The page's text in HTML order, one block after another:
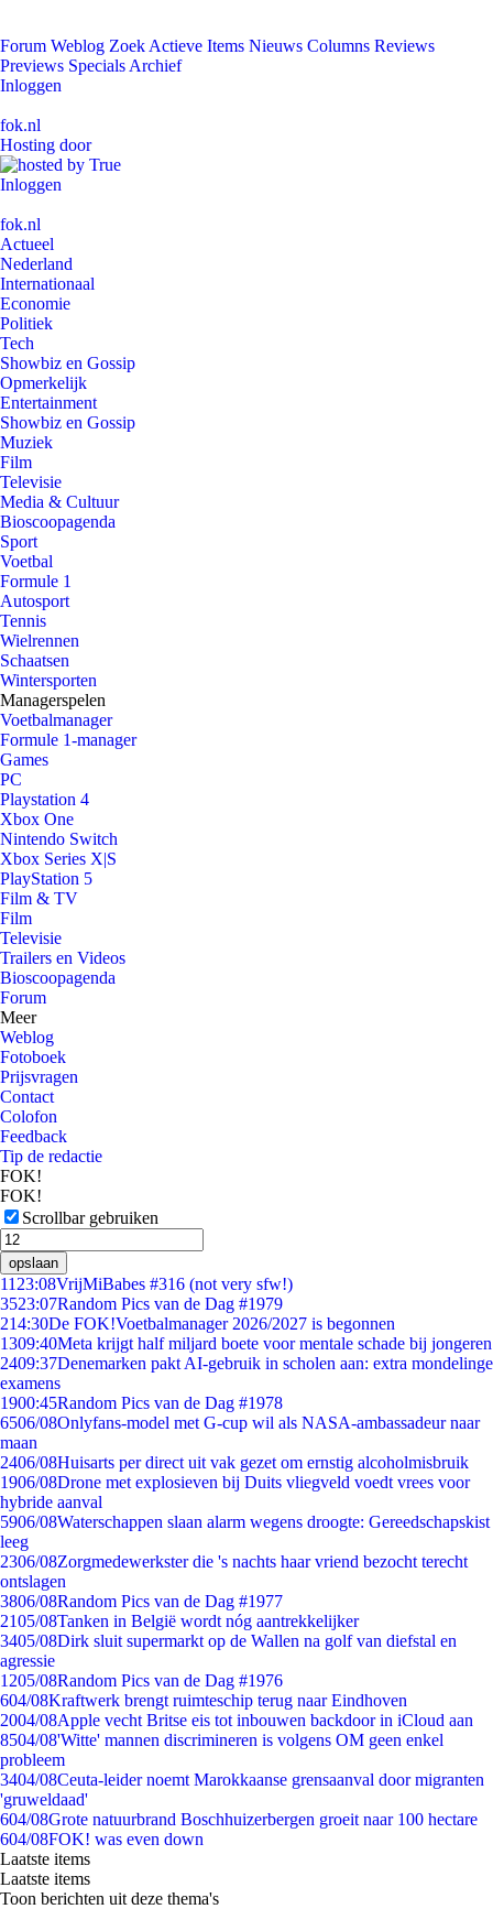
Forum Weblog Zoek Actieve Items Nieuws Columns Reviews
Previews Specials Archief
Inloggen
fok.nl
Hosting door
Inloggen
fok.nl
Actueel
Nederland
Internationaal
Economie
Politiek
Tech
Showbiz en Gossip
Opmerkelijk
Entertainment
Showbiz en Gossip
Muziek
Film
Televisie
Media & Cultuur
Bioscoopagenda
Sport
Voetbal
Formule 1
Autosport
Tennis
Wielrennen
Schaatsen
Wintersporten
Managerspelen
Voetbalmanager
Formule 1-manager
Games
PC
Playstation 4
Xbox One
Nintendo Switch
Xbox Series X|S
PlayStation 5
Film & TV
Film
Televisie
Trailers en Videos
Bioscoopagenda
Forum
Meer
Weblog
Fotoboek
Prijsvragen
Contact
Colofon
Feedback
Tip de redactie
FOK!
FOK!
Scrollbar gebruiken
opslaan
11 23:08VrijMiBabes #316 (not very sfw!)
3523:07Random Pics van de Dag #1979
214:30De FOK!Voetbalmanager 2026/2027 is begonnen
1309:40Meta krijgt half miljard boete voor mentale schade bij jongeren
2409:37Denemarken pakt AI-gebruik in scholen aan: extra mondelinge
examens
1900:45Random Pics van de Dag #1978
6506/08Onlyfans-model met G-cup wil als NASA-ambassadeur naar
maan
2406/08Huisarts per direct uit vak gezet om ernstig alcoholmisbruik
1906/08Drone met explosieven bij Duits vliegveld voedt vrees voor
hybride aanval
5906/08Waterschappen slaan alarm wegens droogte: Gereedschapskist
leeg
2306/08Zorgmedewerkster die 's nachts haar vriend bezocht terecht
ontslagen
3806/08Random Pics van de Dag #1977
2105/08Tanken in België wordt nóg aantrekkelijker
3405/08Dirk sluit supermarkt op de Wallen na golf van diefstal en
agressie
1205/08Random Pics van de Dag #1976
604/08Kraftwerk brengt ruimteschip terug naar Eindhoven
2004/08Apple vecht Britse eis tot inbouwen backdoor in iCloud aan
8504/08'Witte' mannen discrimineren is volgens OM geen enkel
probleem
3404/08Ceuta-leider noemt Marokkaanse grensaanval door migranten
'gruweldaad'
604/08Grote natuurbrand Boschhuizerbergen groeit naar 100 hectare
604/08FOK! was even down
Laatste items
Laatste items
Toon berichten uit deze thema's